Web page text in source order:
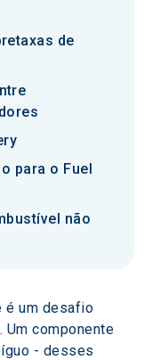
de
para o Fuel
não
é um desafio
Um componente
- desses